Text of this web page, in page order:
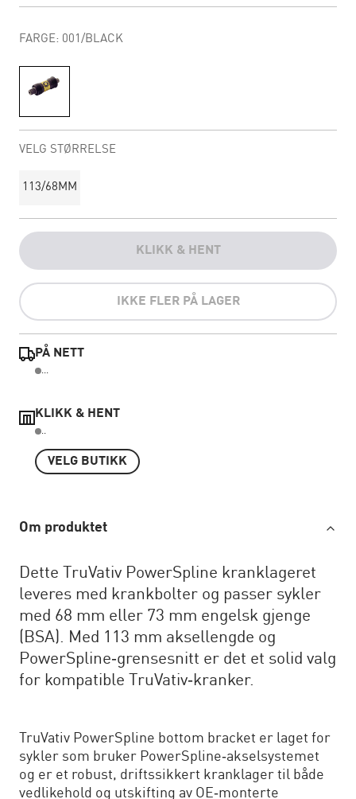
FARGE: 001/BLACK
VELG STØRRELSE
113/68MM
KLIKK & HENT
IKKE FLER PÅ LAGER
PÅ NETT
...
KLIKK & HENT
..
VELG BUTIKK
Om produktet
Dette TruVativ PowerSpline kranklageret
leveres med krankbolter og passer sykler
med 68 mm eller 73 mm engelsk gjenge
(BSA). Med 113 mm aksellengde og
PowerSpline‑grensesnitt er det et solid valg
for kompatible TruVativ‑kranker.
TruVativ PowerSpline bottom bracket er laget for
sykler som bruker PowerSpline‑akselsystemet
og er et robust, driftssikkert kranklager til både
vedlikehold og utskifting av OE‑monterte